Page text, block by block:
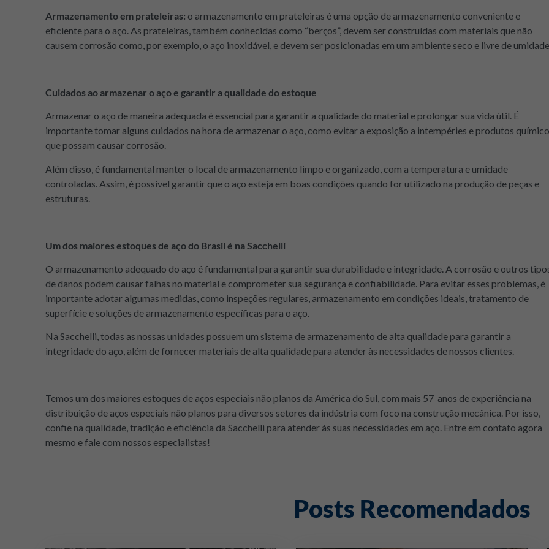
Armazenamento em prateleiras: o armazenamento em prateleiras é uma opção de armazenamento conveniente e
eficiente para o aço. As prateleiras, também conhecidas como “berços”, devem ser construídas com materiais que não
causem corrosão como, por exemplo, o aço inoxidável, e devem ser posicionadas em um ambiente seco e livre de
Cuidados ao armazenar o aço e garantir a qualidade do estoque
Armazenar o aço de maneira adequada é essencial para garantir a qualidade do material e prolongar sua vida útil. É
importante tomar alguns cuidados na hora de armazenar o aço, como evitar a exposição a intempéries e produtos
que possam causar corrosão.
Além disso, é fundamental manter o local de armazenamento limpo e organizado, com a temperatura e umidade
controladas. Assim, é possível garantir que o aço esteja em boas condições quando for utilizado na produção de peças e
estruturas.
Um dos maiores estoques de aço do Brasil é na Sacchelli
O armazenamento adequado do aço é fundamental para garantir sua durabilidade e integridade. A corrosão e outros
de danos podem causar falhas no material e comprometer sua segurança e confiabilidade. Para evitar esses problemas, é
importante adotar algumas medidas, como inspeções regulares, armazenamento em condições ideais, tratamento de
superfície e soluções de armazenamento específicas para o aço.
Na Sacchelli, todas as nossas unidades possuem um sistema de armazenamento de alta qualidade para garantir a
integridade do aço, além de fornecer materiais de alta qualidade para atender às necessidades de nossos clientes.
Temos um dos maiores estoques de aços especiais não planos da América do Sul, com mais 57 anos de experiência na
distribuição de aços especiais não planos para diversos setores da indústria com foco na construção mecânica. Por isso,
confie na qualidade, tradição e eficiência da Sacchelli para atender às suas necessidades em aço. Entre em contato agora
mesmo e fale com nossos especialistas!
Posts Recomendados